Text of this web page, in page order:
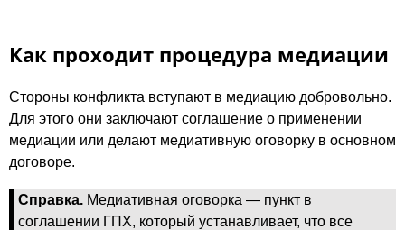
Как проходит процедура медиации
Стороны конфликта вступают в медиацию добровольно.
Для этого они заключают соглашение о применении
медиации или делают медиативную оговорку в основном
договоре.
Справка. Медиативная оговорка — пункт в
соглашении ГПХ, который устанавливает, что все